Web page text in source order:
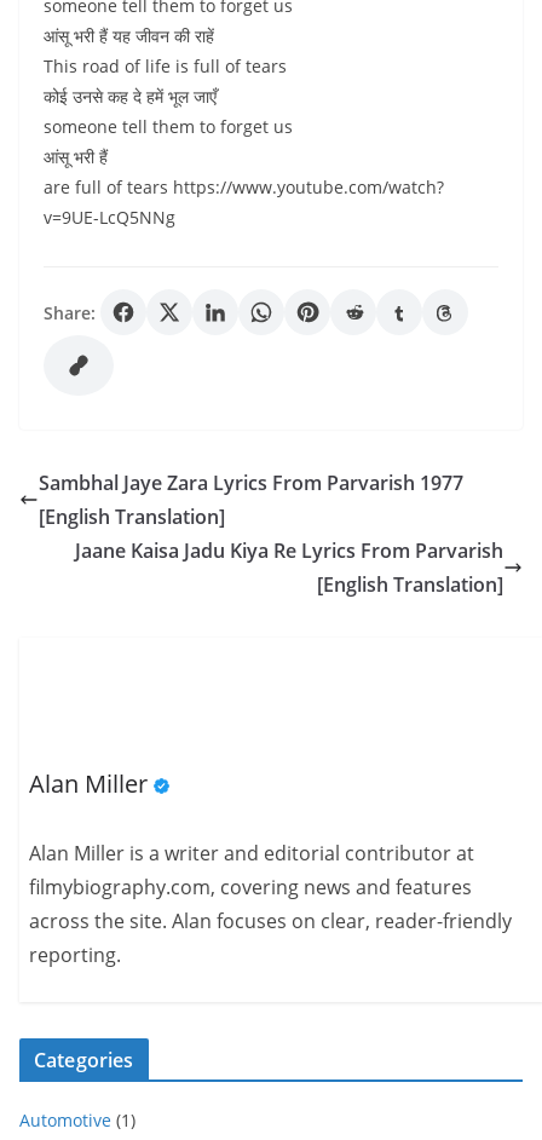
someone tell them to forget us
आंसू भरी हैं यह जीवन की राहें
This road of life is full of tears
कोई उनसे कह दे हमें भूल जाएँ
someone tell them to forget us
आंसू भरी हैं
are full of tears https://www.youtube.com/watch?
v=9UE-LcQ5NNg
Share:
Sambhal Jaye Zara Lyrics From Parvarish 1977
[English Translation]
Jaane Kaisa Jadu Kiya Re Lyrics From Parvarish
[English Translation]
Alan Miller
Alan Miller is a writer and editorial contributor at
filmybiography.com, covering news and features
across the site. Alan focuses on clear, reader-friendly
reporting.
Categories
Automotive (1)